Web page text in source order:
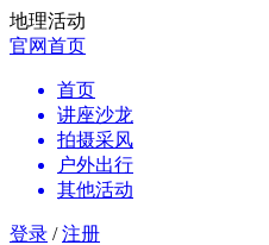
地理活动
官网首页
首页
讲座沙龙
拍摄采风
户外出行
其他活动
登录 /注册